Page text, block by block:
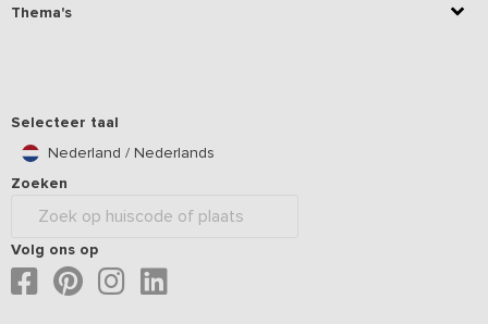
Thema's
Selecteer taal
Nederland / Nederlands
Zoeken
Volg ons op